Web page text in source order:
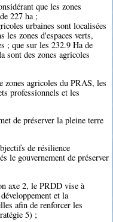
que les zones
227 ha ;
urbaines sont localisées
les zones d'espaces verts,
; que sur les 232.9 Ha de
sont des zones agricoles
zones agricoles du PRAS, les
professionnels et les
de préserver la pleine terre
de résilience
le gouvernement de préserver
axe 2, le PRDD vise à
et la
afin de renforcer les
5) ;